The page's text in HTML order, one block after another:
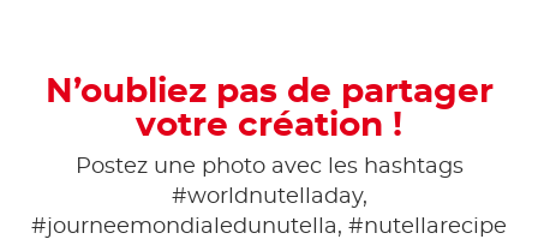
N’oubliez pas de partager
votre création !
Postez une photo avec les hashtags
#worldnutelladay,
#journeemondialedunutella, #nutellarecipe